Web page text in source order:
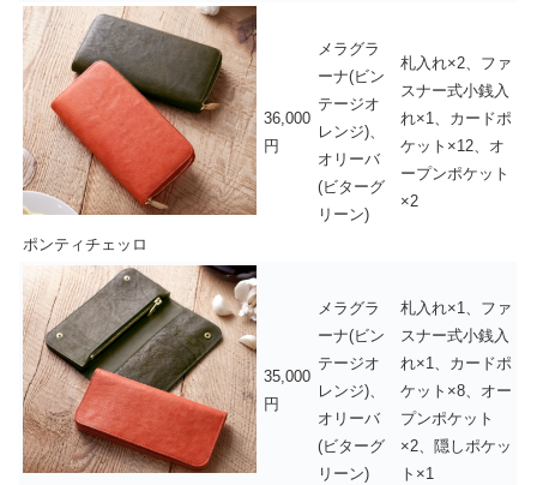
ポンティチェッロ
36,000
円
メラグラ
ーナ(ビン
テージオ
レンジ)、
オリーバ
(ビターグ
リーン)
札入れ×2、ファ
スナー式小銭入
れ×1、カードポ
ケット×12、オ
ープンポケット
×2
35,000
円
メラグラ
ーナ(ビン
テージオ
レンジ)、
オリーバ
(ビターグ
リーン)
札入れ×1、ファ
スナー式小銭入
れ×1、カードポ
ケット×8、オー
プンポケット
×2、隠しポケッ
ト×1